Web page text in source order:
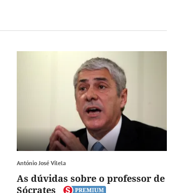
António José Vilela
As dúvidas sobre o professor de
Sócrates